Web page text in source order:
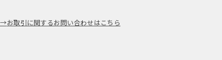
お取引に関するお問い合わせはこちら